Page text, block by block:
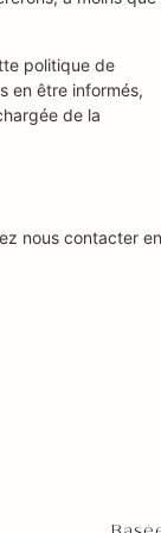
politique de
en être informés,
de la
nous contacter en